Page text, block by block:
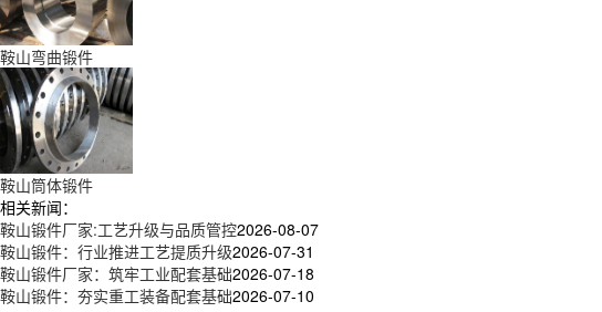
鞍山弯曲锻件
鞍山筒体锻件
相关新闻：
鞍山锻件厂家:工艺升级与品质管控2026-08-07
鞍山锻件：行业推进工艺提质升级2026-07-31
鞍山锻件厂家：筑牢工业配套基础2026-07-18
鞍山锻件：夯实重工装备配套基础2026-07-10